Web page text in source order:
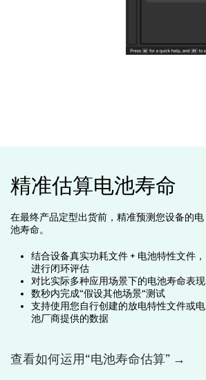
精准估算电池寿命
在最终产品定型出货前，精准预测您设备的电
池寿命。
结合设备真实功耗文件 + 电池特性文件，
进行闭环评估
对比实际多种应用场景下的电池寿命表现
数秒内完成“假设其他场景“测试
支持使用您自行创建的放电特性文件或电
池厂商提供的数据
查看如何运用“电池寿命估算” →